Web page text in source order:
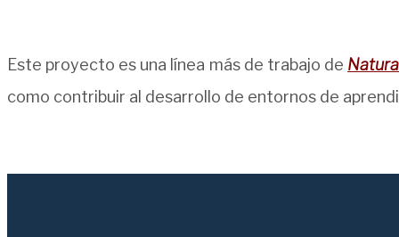
Este proyecto es una línea más de trabajo de
como contribuir al desarrollo de entornos de